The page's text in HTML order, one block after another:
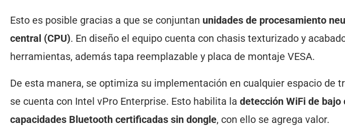
Esto es posible gracias a que se conjuntan unidades de procesamiento
central (CPU). En diseño el equipo cuenta con chasis texturizado y
herramientas, además tapa reemplazable y placa de montaje VESA.
De esta manera, se optimiza su implementación en cualquier espacio de
se cuenta con Intel vPro Enterprise. Esto habilita la detección WiFi de bajo
capacidades Bluetooth certificadas sin dongle, con ello se agrega valor.